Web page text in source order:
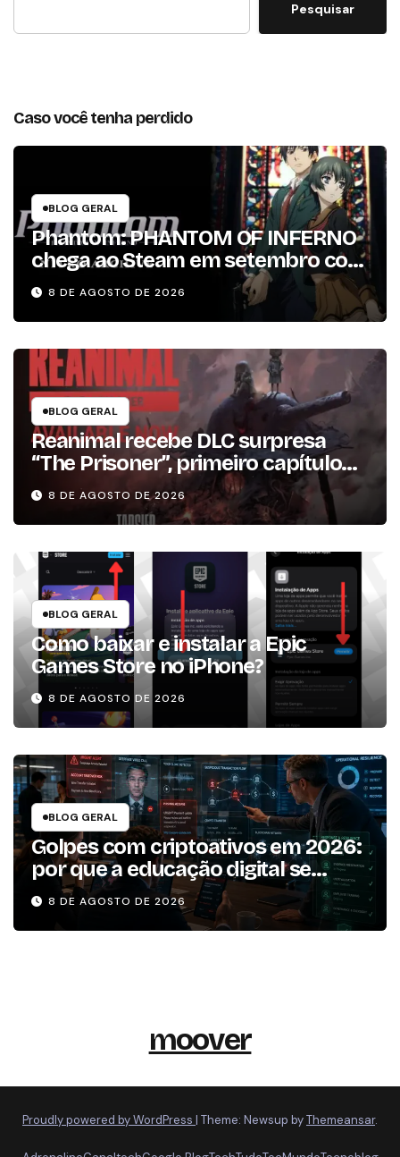
Pesquisar
Caso você tenha perdido
BLOG GERAL
Phantom: PHANTOM OF INFERNO
chega ao Steam em setembro com
conteúdo da versão lançada em
2013
8 DE AGOSTO DE 2026
BLOG GERAL
Reanimal recebe DLC surpresa
“The Prisoner”, primeiro capítulo
da expansão de história
8 DE AGOSTO DE 2026
BLOG GERAL
Como baixar e instalar a Epic
Games Store no iPhone?
8 DE AGOSTO DE 2026
BLOG GERAL
Golpes com criptoativos em 2026:
por que a educação digital se
tornou um dos pilares da
resiliência operacional
8 DE AGOSTO DE 2026
moover
Proudly powered by WordPress | Theme: Newsup byThemeansar.